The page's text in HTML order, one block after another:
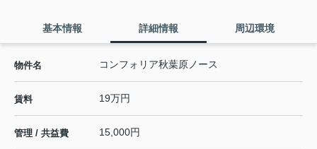
基本情報 詳細情報 周辺環境
物件名 コンフォリア秋葉原ノース
賃料 19万円
管理 / 共益費 15,000円